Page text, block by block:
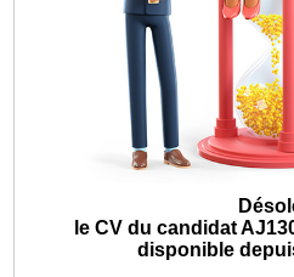
le CV du candidat
disponible